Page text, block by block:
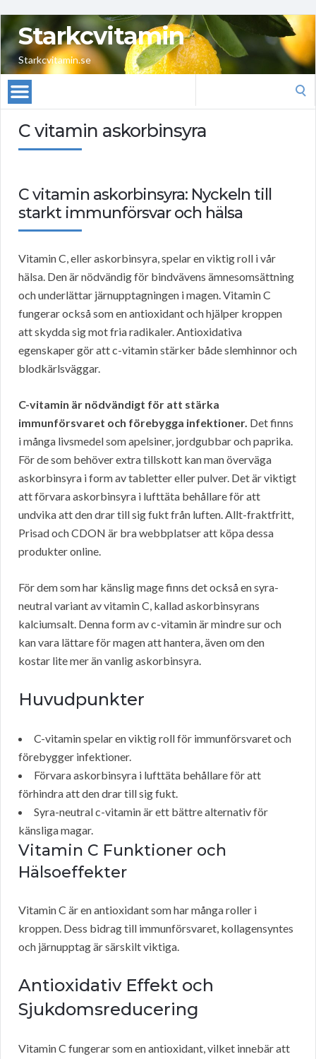
Starkcvitamin
Starkcvitamin.se
C vitamin askorbinsyra
C vitamin askorbinsyra: Nyckeln till
starkt immunförsvar och hälsa
Vitamin C, eller askorbinsyra, spelar en viktig roll i vår
hälsa. Den är nödvändig för bindvävens ämnesomsättning
och underlättar järnupptagningen i magen. Vitamin C
fungerar också som en antioxidant och hjälper kroppen
att skydda sig mot fria radikaler. Antioxidativa
egenskaper gör att c-vitamin stärker både slemhinnor och
blodkärlsväggar.
C-vitamin är nödvändigt för att stärka
immunförsvaret och förebygga infektioner. Det finns
i många livsmedel som apelsiner, jordgubbar och paprika.
För de som behöver extra tillskott kan man överväga
askorbinsyra i form av tabletter eller pulver. Det är viktigt
att förvara askorbinsyra i lufttäta behållare för att
undvika att den drar till sig fukt från luften. Allt-fraktfritt,
Prisad och CDON är bra webbplatser att köpa dessa
produkter online.
För dem som har känslig mage finns det också en syra-
neutral variant av vitamin C, kallad askorbinsyrans
kalciumsalt. Denna form av c-vitamin är mindre sur och
kan vara lättare för magen att hantera, även om den
kostar lite mer än vanlig askorbinsyra.
Huvudpunkter
C-vitamin spelar en viktig roll för immunförsvaret och
förebygger infektioner.
Förvara askorbinsyra i lufttäta behållare för att
förhindra att den drar till sig fukt.
Syra-neutral c-vitamin är ett bättre alternativ för
känsliga magar.
Vitamin C Funktioner och
Hälsoeffekter
Vitamin C är en antioxidant som har många roller i
kroppen. Dess bidrag till immunförsvaret, kollagensyntes
och järnupptag är särskilt viktiga.
Antioxidativ Effekt och
Sjukdomsreducering
Vitamin C fungerar som en antioxidant, vilket innebär att